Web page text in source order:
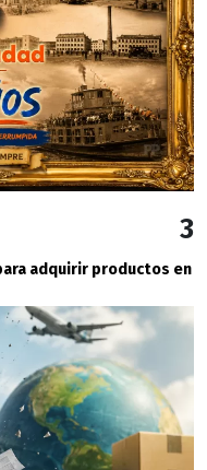
3
adquirir productos en